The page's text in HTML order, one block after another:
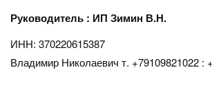
Руководитель : ИП Зимин В.Н.
ИНН: 370220615387
Владимир Николаевич т. +79109821022 :